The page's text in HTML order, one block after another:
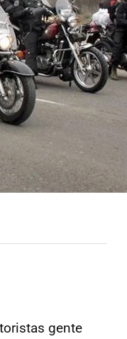
gente